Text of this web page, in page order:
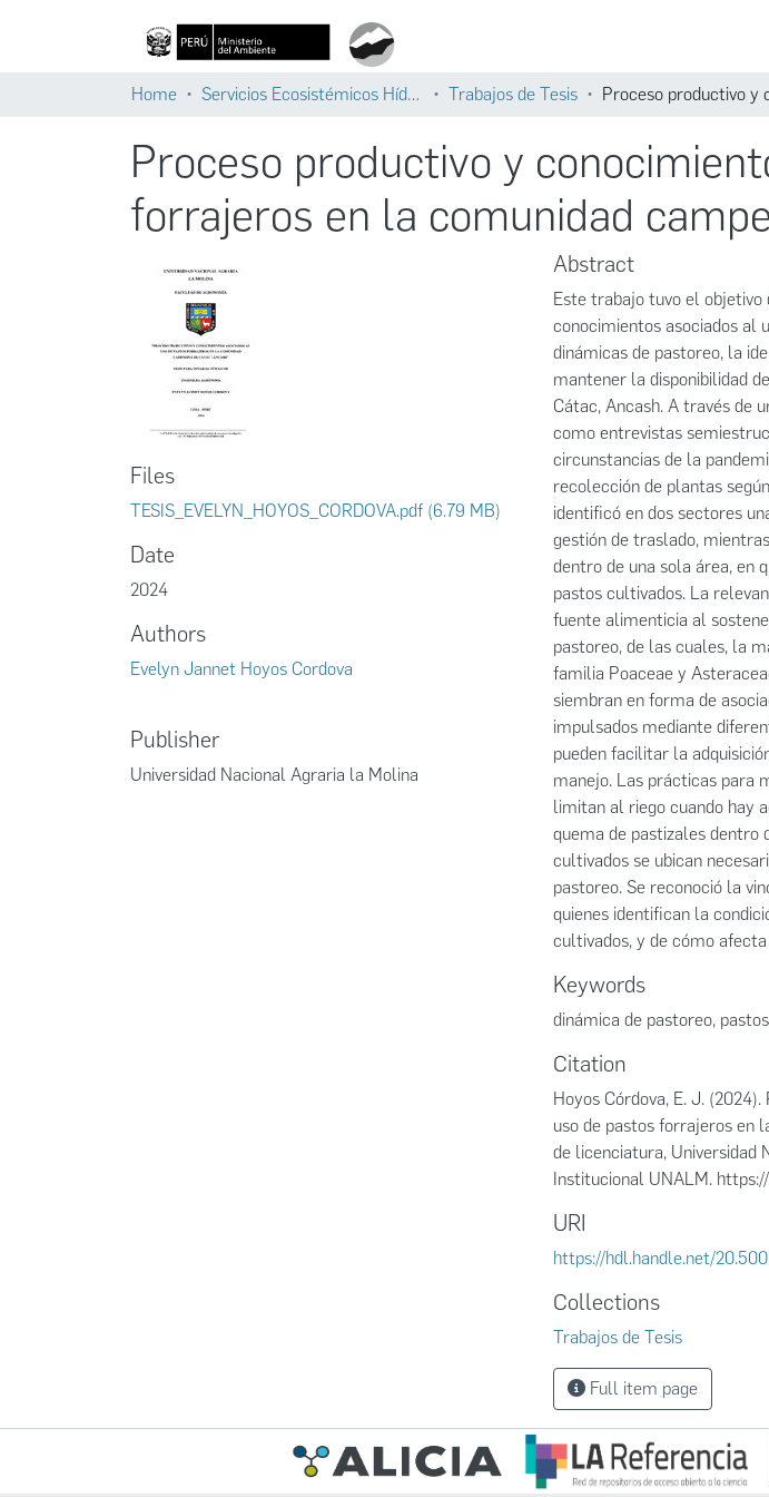
Home Servicios Ecosistémicos Hídricos Trabajos de Tesis
Proceso productivo y
forrajeros en la comunidad
Files
TESIS_EVELYN_HOYOS_CORDOVA.pdf (6.79 MB)
Date
2024
Authors
Evelyn Jannet Hoyos Cordova
Publisher
Universidad Nacional Agraria la Molina
Abstract
Este trabajo tuvo el
conocimientos asociados al
dinámicas de pastoreo, la
mantener la disponibilidad
Cátac, Ancash. A través de
como entrevistas
circunstancias de la
recolección de plantas
identificó en dos sectores
gestión de traslado,
dentro de una sola área, en
pastos cultivados. La
fuente alimenticia al
pastoreo, de las cuales, la
familia Poaceae y
siembran en forma de
impulsados mediante
pueden facilitar la
manejo. Las prácticas para
limitan al riego cuando hay
quema de pastizales dentro
cultivados se ubican
pastoreo. Se reconoció la
quienes identifican la
cultivados, y de cómo
Keywords
dinámica de pastoreo,
Citation
Hoyos Córdova, E. J.
uso de pastos forrajeros en
de licenciatura, Universidad
Institucional UNALM.
URI
https://hdl.handle.net/
Collections
Trabajos de Tesis
Full item page